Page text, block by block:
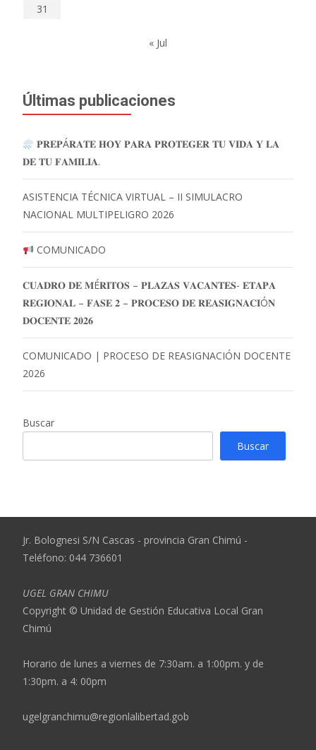
31
« Jul
Últimas publicaciones
𝐏𝐑𝐄𝐏Á𝐑𝐀𝐓𝐄 𝐇𝐎𝐘 𝐏𝐀𝐑𝐀 𝐏𝐑𝐎𝐓𝐄𝐆𝐄𝐑 𝐓𝐔 𝐕𝐈𝐃𝐀 𝐘 𝐋𝐀
𝐃𝐄 𝐓𝐔 𝐅𝐀𝐌𝐈𝐋𝐈𝐀.
ASISTENCIA TÉCNICA VIRTUAL – II SIMULACRO
NACIONAL MULTIPELIGRO 2026
COMUNICADO
𝐂𝐔𝐀𝐃𝐑𝐎 𝐃𝐄 𝐌É𝐑𝐈𝐓𝐎𝐒 – 𝐏𝐋𝐀𝐙𝐀𝐒 𝐕𝐀𝐂𝐀𝐍𝐓𝐄𝐒- 𝐄𝐓𝐀𝐏𝐀
𝐑𝐄𝐆𝐈𝐎𝐍𝐀𝐋 – 𝐅𝐀𝐒𝐄 𝟐 – 𝐏𝐑𝐎𝐂𝐄𝐒𝐎 𝐃𝐄 𝐑𝐄𝐀𝐒𝐈𝐆𝐍𝐀𝐂𝐈Ó𝐍
𝐃𝐎𝐂𝐄𝐍𝐓𝐄 𝟐𝟎𝟐𝟔
COMUNICADO | PROCESO DE REASIGNACIÓN DOCENTE
2026
Buscar
Buscar
Jr. Bolognesi S/N Cascas - provincia Gran Chimú -
Teléfono: 044 736601
UGEL GRAN CHIMU
Copyright © Unidad de Gestión Educativa Local Gran
Chimú
Horario de lunes a viernes de 7:30am. a 1:00pm. y de
1:30pm. a 4: 00pm
ugelgranchimu@regionlalibertad.gob